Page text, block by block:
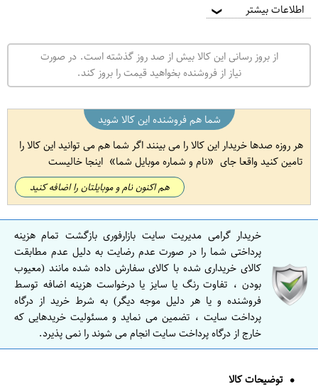
اطلاعات بیشتر ❯
از بروز رسانی این کالا بیش از صد روز گذشته است. در صورت
نیاز از فروشنده بخواهید قیمت را بروز کند.
شما هم فروشنده این کالا شوید
هر روزه صدها خریدار این کالا را می بینند اگر شما هم می توانید این کالا را
تامین کنید واقعا جای
نام و شماره موبایل شما اینجا خالیست
هم اکنون نام و موبایلتان را اضافه کنید
خریدار گرامی مدیریت سایت بازارفوری بازگشت تمام هزینه
پرداختی شما را در صورت عدم رضایت به دلیل عدم مطابقت
کالای خریداری شده با کالای سفارش داده شده مانند (معیوب
بودن ، تفاوت رنگ یا سایز یا درخواست هزینه اضافه توسط
فروشنده و یا هر دلیل موجه دیگر) به شرط خرید از درگاه
پرداخت سایت ، تضمین می نماید و مسئولیت خریدهایی که
خارج از درگاه پرداخت سایت انجام می شوند را نمی پذیرد.
توضیحات کالا